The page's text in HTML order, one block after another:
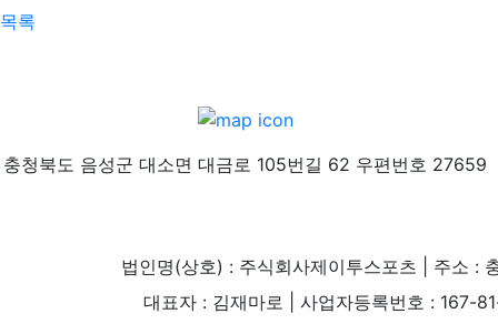
목록
충청북도 음성군 대소면 대금로 105번길 62 우편번호 27659
법인명(상호) : 주식회사제이투스포츠 | 주소 :
대표자 : 김재마로 | 사업자등록번호 :